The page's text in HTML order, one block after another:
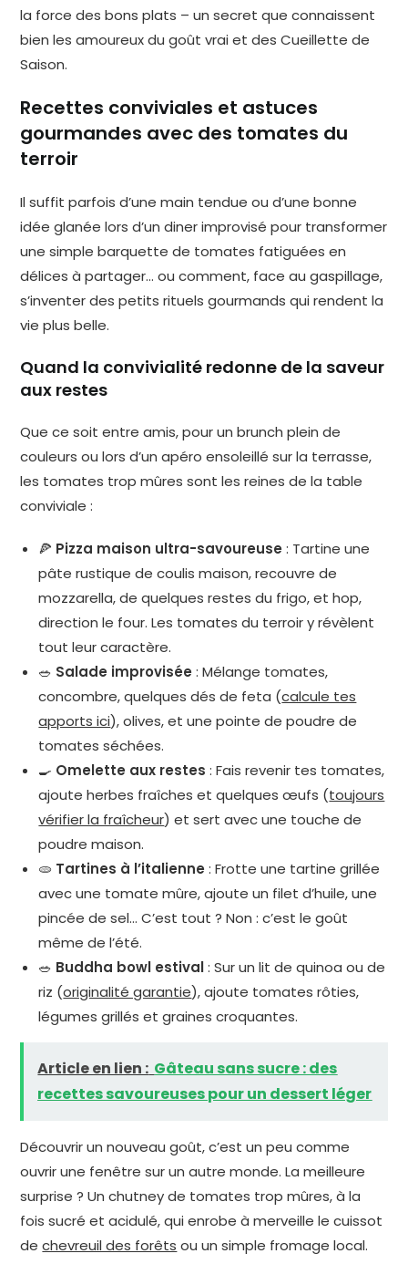
la force des bons plats – un secret que connaissent
bien les amoureux du goût vrai et des Cueillette de
Saison.
Recettes conviviales et astuces
gourmandes avec des tomates du
terroir
Il suffit parfois d’une main tendue ou d’une bonne
idée glanée lors d’un diner improvisé pour transformer
une simple barquette de tomates fatiguées en
délices à partager… ou comment, face au gaspillage,
s’inventer des petits rituels gourmands qui rendent la
vie plus belle.
Quand la convivialité redonne de la saveur
aux restes
Que ce soit entre amis, pour un brunch plein de
couleurs ou lors d’un apéro ensoleillé sur la terrasse,
les tomates trop mûres sont les reines de la table
conviviale :
🍕 Pizza maison ultra-savoureuse : Tartine une
pâte rustique de coulis maison, recouvre de
mozzarella, de quelques restes du frigo, et hop,
direction le four. Les tomates du terroir y révèlent
tout leur caractère.
🥗 Salade improvisée : Mélange tomates,
concombre, quelques dés de feta (calcule tes
apports ici), olives, et une pointe de poudre de
tomates séchées.
🍳 Omelette aux restes : Fais revenir tes tomates,
ajoute herbes fraîches et quelques œufs (toujours
vérifier la fraîcheur) et sert avec une touche de
poudre maison.
🫓 Tartines à l’italienne : Frotte une tartine grillée
avec une tomate mûre, ajoute un filet d’huile, une
pincée de sel… C’est tout ? Non : c’est le goût
même de l’été.
🥗 Buddha bowl estival: Sur un lit de quinoa ou de
riz (originalité garantie), ajoute tomates rôties,
légumes grillés et graines croquantes.
Article en lien : Gâteau sans sucre : des
recettes savoureuses pour un dessert léger
Découvrir un nouveau goût, c’est un peu comme
ouvrir une fenêtre sur un autre monde. La meilleure
surprise ? Un chutney de tomates trop mûres, à la
fois sucré et acidulé, qui enrobe à merveille le cuissot
dechevreuil des forêts ou un simple fromage local.